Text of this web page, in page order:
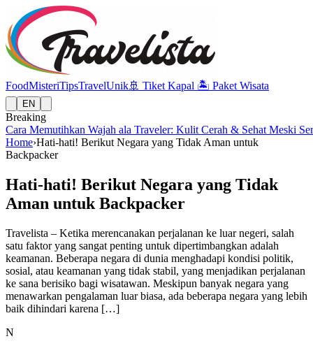
FoodMisteriTipsTravelUnik🚢 Tiket Kapal 🏝️ Paket Wisata
EN
Breaking
Cara Memutihkan Wajah ala Traveler: Kulit Cerah & Sehat Meski
Home›Hati-hati! Berikut Negara yang Tidak Aman untuk
Backpacker
Hati-hati! Berikut Negara yang Tidak
Aman untuk Backpacker
Travelista – Ketika merencanakan perjalanan ke luar negeri, salah
satu faktor yang sangat penting untuk dipertimbangkan adalah
keamanan. Beberapa negara di dunia menghadapi kondisi politik,
sosial, atau keamanan yang tidak stabil, yang menjadikan perjalanan
ke sana berisiko bagi wisatawan. Meskipun banyak negara yang
menawarkan pengalaman luar biasa, ada beberapa negara yang lebih
baik dihindari karena […]
N